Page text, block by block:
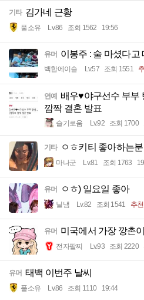
기타 김가네 근황
풀소유 Lv.86 조회 1562 19:56
유머 이봉주 : 술 마셨다고
백합에이슬 Lv.57 조회 1551
연예 배우♥야구선수 부
깜짝 결혼 발표
슬기로움 Lv.92 조회 1700
기타 ㅇㅎ키티 좋아하는
마나군 Lv.81 조회 1763
유머 ㅇㅎ) 일요일 좋아
닐냄 Lv.82 조회 1541 추
유머 미국에서 가장 깡촌
전자팔찌 Lv.93 조회 2220
유머 태백 이번주 날씨
풀소유 Lv.86 조회 1110 19:44